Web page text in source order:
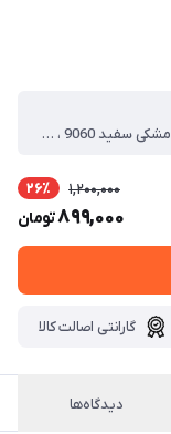
کتونی نیوبالانس JFG مشکی سفید 9060 ، اصالت کالا : غیراصل ، برند : نیوبالانس ، مدل کالا : بندی ، رنگ : مشکی سفید ، دوخت : چسب پرس ، جنس زیره : پی یو ، جنس رویه : تور + چرم صنعتی ، نوع کفی : معمولی ، کشور تولید کننده : ایران ، توضیحات اجمالی کالا : قالب کار کوچک تر از حد معمول است دقت کنید ، کتونی نیوبالانس از تولیدات خاص و منحصر به فرد مجموعه است و از طراحی و ساخت خوبی برخوردار است .رویه ی توری کفش و داشتن منافذ ریز قابلیت دتنفس را برای پا فراهم میکند و باعث میشود پا احساس راحتی در پیاده روی های طولانی داشته باشد. ، زیره ی PU و با کیفیت کفش قابلیت انعطاف بالا را در این مدل فراهم کرده و شکنندگی و سختی زیره در این مدل وجود ندارد. ، کار دوخت داخل خورده است.
1,200,000 26٪
899,000تومان
گارانتی اصالت کالا
دیدگاه‌ها